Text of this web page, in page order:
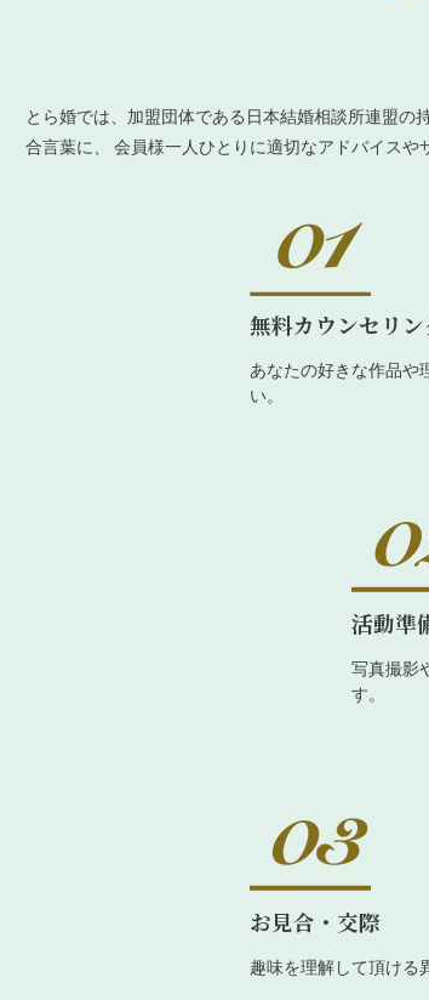
とら婚では、加盟団体である日本結婚相談所連盟の
合言葉に、 会員様一人ひとりに適切なアドバイスや
無料カウンセリ
あなたの好きな作品や
い。
活動準
写真撮影
す。
お見合・交際
趣味を理解して頂ける